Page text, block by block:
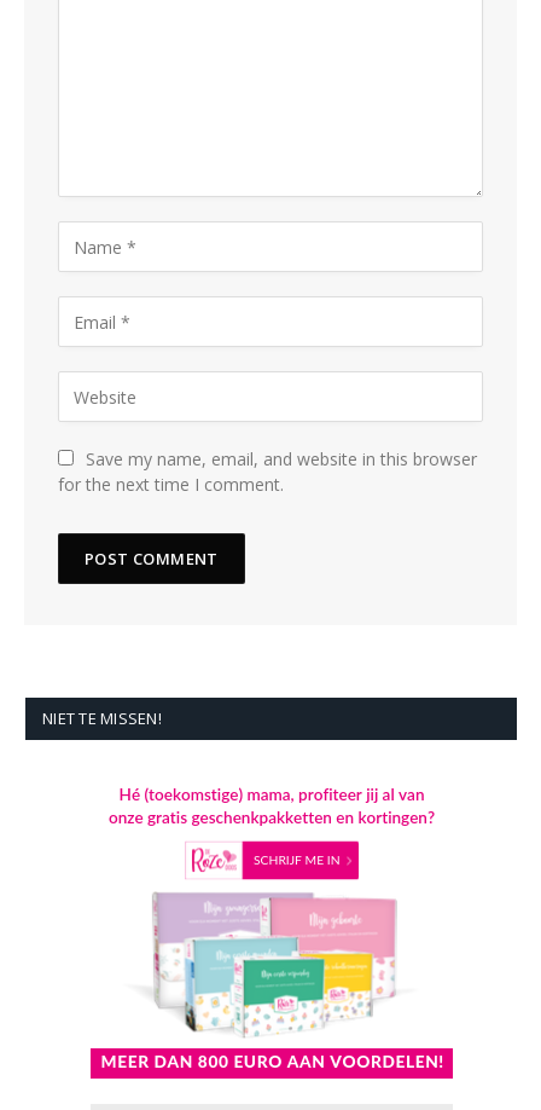
Save my name, email, and website in this browser
for the next time I comment.
NIET TE MISSEN!